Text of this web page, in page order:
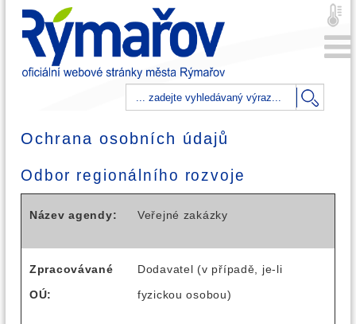
Ochrana osobních údajů
Odbor regionálního rozvoje
Název agendy: Veřejné zakázky
Zpracovávané
OÚ:
Dodavatel (v případě, je-li
fyzickou osobou)